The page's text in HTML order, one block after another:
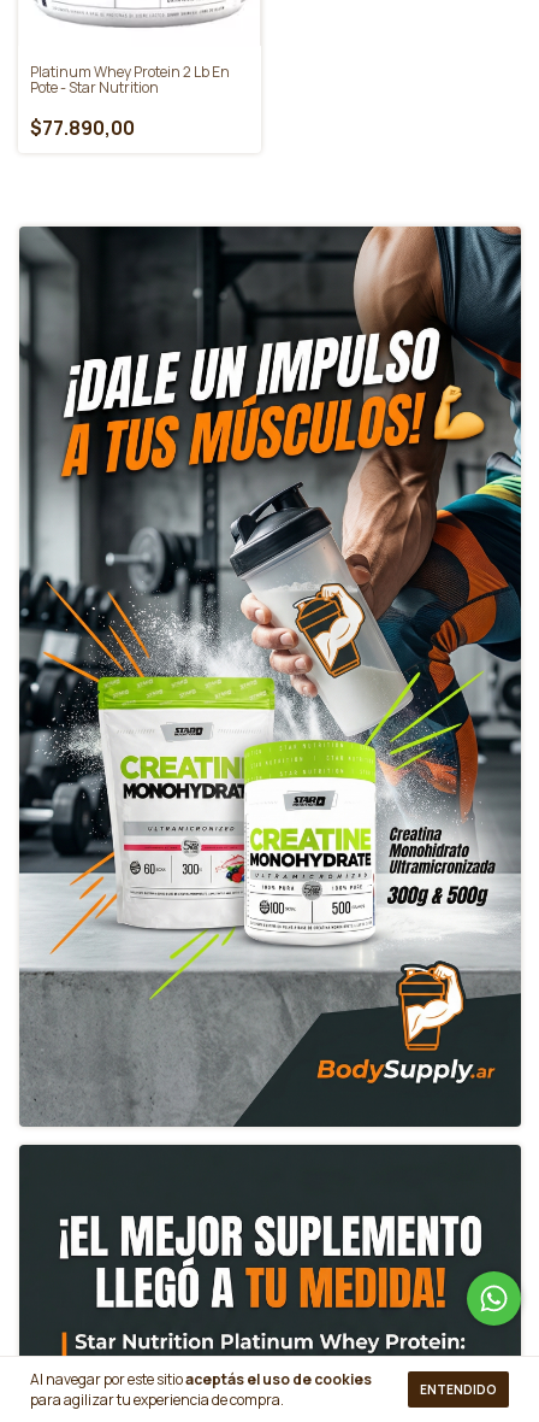
Al navegar por este sitioaceptás el uso de cookies
para agilizar tu experiencia de compra.
ENTENDIDO
Platinum Whey Protein 2 Lb En
Pote - Star Nutrition
$77.890,00